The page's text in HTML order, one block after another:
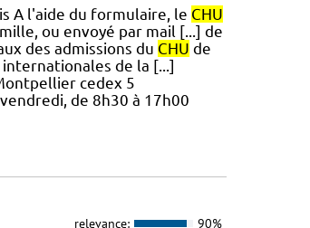
A l'aide du formulaire, le CHU
ou envoyé par mail [...] de
des admissions du CHU de
de la [...]
cedex 5
de 8h30 à 17h00
relevance: 90%